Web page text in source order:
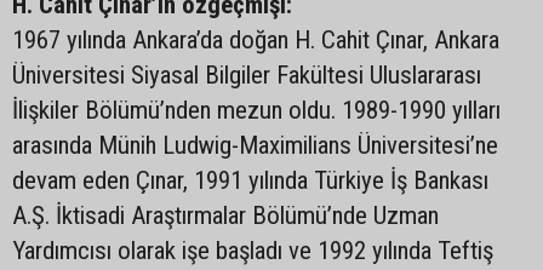
1967 yılında Ankara’da doğan H. Cahit Çınar, Ankara
Üniversitesi Siyasal Bilgiler Fakültesi Uluslararası
İlişkiler Bölümü’nden mezun oldu. 1989-1990 yılları
arasında Münih Ludwig-Maximilians Üniversitesi’ne
devam eden Çınar, 1991 yılında Türkiye İş Bankası
A.Ş. İktisadi Araştırmalar Bölümü’nde Uzman
Yardımcısı olarak işe başladı ve 1992 yılında Teftiş